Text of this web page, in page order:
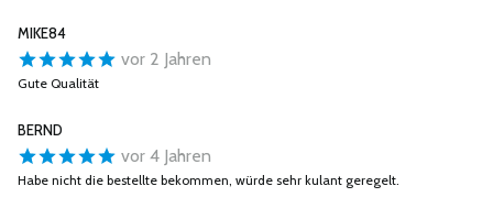
MIKE84
vor 2 Jahren
Gute Qualität
BERND
vor 4 Jahren
Habe nicht die bestellte bekommen, würde sehr kulant geregelt.